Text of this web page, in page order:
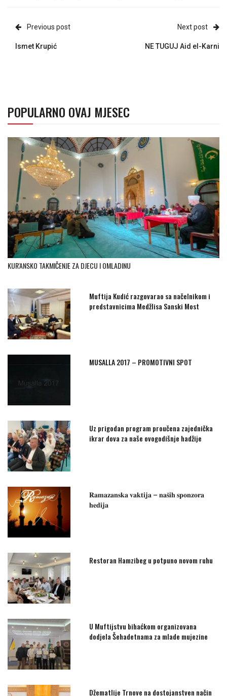
Previous post
Ismet Krupić
Next post
NE TUGUJ Aid el-Karni
POPULARNO OVAJ MJESEC
KUR'ANSKO TAKMIČENJE ZA DJECU I OMLADINU
Muftija Kudić razgovarao sa načelnikom i
predstavnicima Medžlisa Sanski Most
MUSALLA 2017 – PROMOTIVNI SPOT
Uz prigodan program proučena zajednička
ikrar dova za naše ovogodišnje hadžije
𝐑𝐚𝐦𝐚𝐳𝐚𝐧𝐬𝐤𝐚 𝐯𝐚𝐤𝐭𝐢𝐣𝐚 – 𝐧𝐚𝐬̌𝐢𝐡 𝐬𝐩𝐨𝐧𝐳𝐨𝐫𝐚
𝐡𝐞𝐝𝐢𝐣𝐚
Restoran Hamzibeg u potpuno novom ruhu
U Muftijstvu bihaćkom organizovana
dodjela Šehadetnama za mlade mujezine
Džematlije Trnove na dostojanstven način